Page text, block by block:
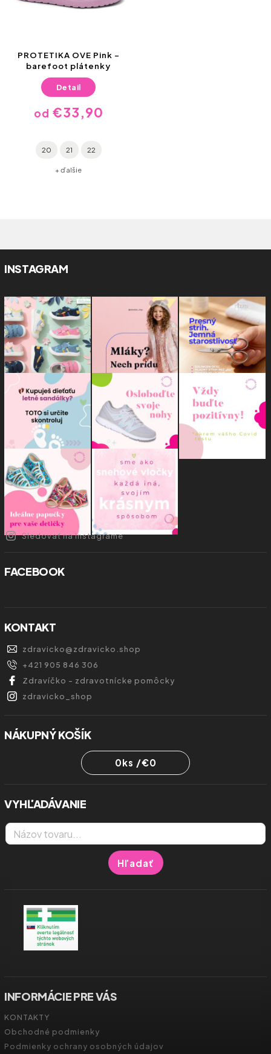
PROTETIKA OVE Pink –
barefoot plátenky
od €33,90
Detail
20 21 22
+ ďalšie
INSTAGRAM
Sledovať na Instagrame
FACEBOOK
KONTAKT
zdravicko@zdravicko.shop
+421 905 846 306
Zdravíčko - zdravotnícke pomôcky
zdravicko_shop
NÁKUPNÝ KOŠÍK
0ks /€0
VYHĽADÁVANIE
Hľadať
INFORMÁCIE PRE VÁS
KONTAKTY
Obchodné podmienky
Podmienky ochrany osobných údajov